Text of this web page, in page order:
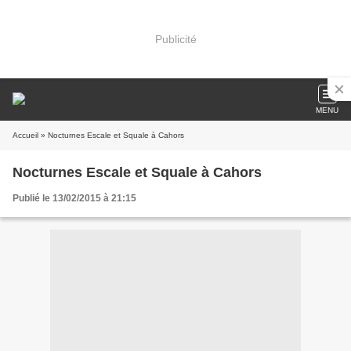
Publicité
MENU
Accueil » Nocturnes Escale et Squale à Cahors
Nocturnes Escale et Squale à Cahors
Publié le 13/02/2015 à 21:15